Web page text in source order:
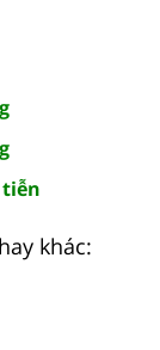
khác: